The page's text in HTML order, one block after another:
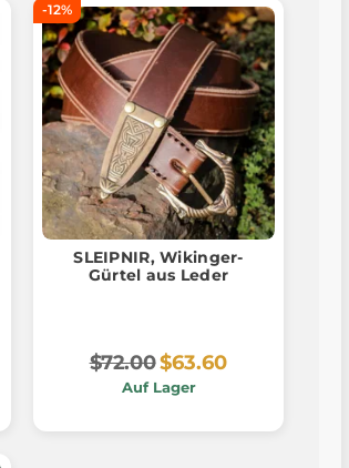
-12%
SLEIPNIR, Wikinger-
Gürtel aus Leder
$72.00$63.60
Auf Lager